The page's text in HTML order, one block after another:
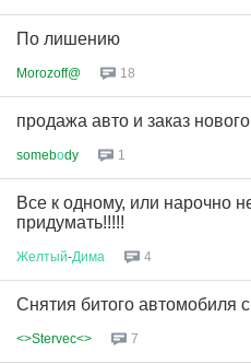
По лишению
Morozoff@ 18
продажа авто и заказ
somebоdy 1
Все к одному, или нарочно
придумать!!!!!
Желтый-Дима 4
Снятия битого автомобиля с
<>Stervec<> 7